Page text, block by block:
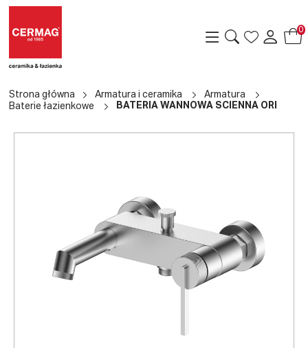
0
Strona główna Armatura i ceramika
Armatura
Baterie łazienkowe
BATERIA WANNOWA ŚCIENNA ORI